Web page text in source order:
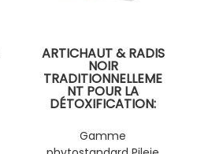
ARTICHAUT & RADIS
NOIR
TRADITIONNELLEME
NT POUR LA
DÉTOXIFICATION:
LA DIGESTION ET
DÉTOXIFIANT
Gamme